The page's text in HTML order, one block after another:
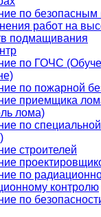
по
работ на
подмащивания
по ГОЧС
по пожарной
приемщика
лома)
по
строителей
по
контролю
по